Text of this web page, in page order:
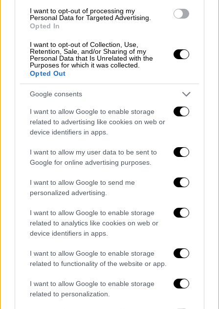
I want to opt-out of processing my
Personal Data for Targeted Advertising.
Opted In
I want to opt-out of Collection, Use,
Retention, Sale, and/or Sharing of my
Personal Data that Is Unrelated with the
Purposes for which it was collected.
Opted Out
Google consents
I want to allow Google to enable storage
related to advertising like cookies on web or
device identifiers in apps.
I want to allow my user data to be sent to
Google for online advertising purposes.
I want to allow Google to send me
personalized advertising.
I want to allow Google to enable storage
related to analytics like cookies on web or
device identifiers in apps.
I want to allow Google to enable storage
related to functionality of the website or app.
I want to allow Google to enable storage
related to personalization.
μπροστά από παρκαρισμένα μηχανάκια και
περιμένει τον τηλεφωνητή να καταγράψει το
περιστατικό που του αναφέρει.
Εκφ.: Βρίσκεται πλησίον, βρίσκεστε στο
αστυνομικό τμήμα να γράψω;
Κ.Γ.:Τώρα ναι αλλά είμαι με αυτοκίνητο
με έναν φίλο μου και θέλουμε να πάμε
σπίτι.
Εκφ.: Βρίσκετε στο αστυνομικό τμήμα.
Κ.Γ.: Ε….
Μετά από δυο χαμένα λεπτά δεν υπάρχει
πλέον χρόνος για την ανυπεράσπιστη
Κυριακή. Είναι η στιγμή που βλέπει τα φώτα
της μηχανής του πρώην και αντιλαμβάνεται
ότι κινδυνεύει άμεσα:
Κ.Γ.: Πάμε μέσα.
Γ.Κ.: Έχει έρθει εδώ.
Εκφ.: Ο πρώην;
Γ.Κ
.: Ναι είναι εδώ.
Εκφ.:Οπότε να το στείλω στο